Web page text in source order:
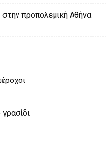
στην προπολεμική Αθήνα